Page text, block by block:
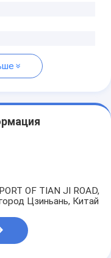
OF TIAN JI ROAD,
Цзиньань, Китай